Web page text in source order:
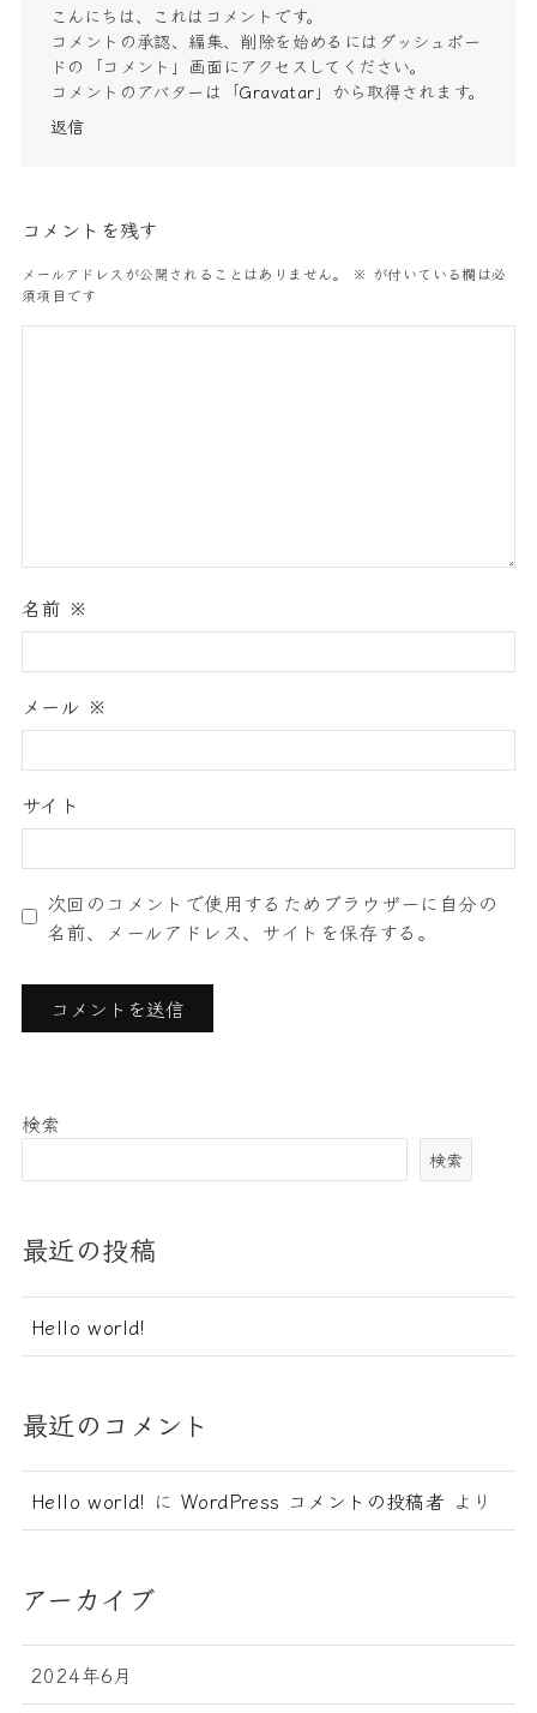
こんにちは、これはコメントです。
コメントの承認、編集、削除を始めるにはダッシュボー
ドの「コメント」画面にアクセスしてください。
コメントのアバターは「Gravatar」から取得されます。
返信
コメントを残す
メールアドレスが公開されることはありません。 ※ が付いている欄は必
須項目です
名前 ※
メール ※
サイト
次回のコメントで使用するためブラウザーに自分の
名前、メールアドレス、サイトを保存する。
検索
検索
最近の投稿
Hello world!
最近のコメント
Hello world! に WordPress コメントの投稿者 より
アーカイブ
2024年6月